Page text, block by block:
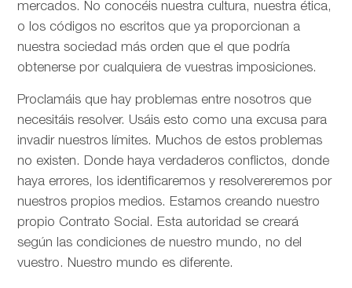
mercados. No conocéis nuestra cultura, nuestra ética,
o los códigos no escritos que ya proporcionan a
nuestra sociedad más orden que el que podría
obtenerse por cualquiera de vuestras imposiciones.
Proclamáis que hay problemas entre nosotros que
necesitáis resolver. Usáis esto como una excusa para
invadir nuestros límites. Muchos de estos problemas
no existen. Donde haya verdaderos conflictos, donde
haya errores, los identificaremos y resolvereremos por
nuestros propios medios. Estamos creando nuestro
propio Contrato Social. Esta autoridad se creará
según las condiciones de nuestro mundo, no del
vuestro. Nuestro mundo es diferente.